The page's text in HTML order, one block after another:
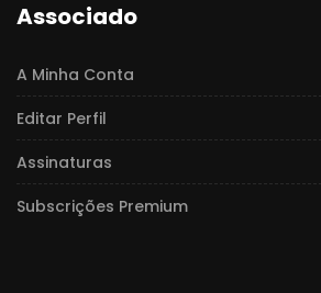
Associado
A Minha Conta
Editar Perfil
Assinaturas
Subscrições Premium